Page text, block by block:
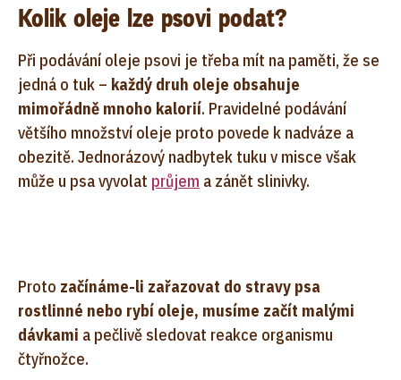
Kolik oleje lze psovi podat?
Při podávání oleje psovi je třeba mít na paměti, že se
jedná o tuk – každý druh oleje obsahuje
mimořádně mnoho kalorií. Pravidelné podávání
většího množství oleje proto povede k nadváze a
obezitě. Jednorázový nadbytek tuku v misce však
může u psa vyvolat průjem a zánět slinivky.
Proto začínáme-li zařazovat do stravy psa
rostlinné nebo rybí oleje, musíme začít malými
dávkami a pečlivě sledovat reakce organismu
čtyřnožce.